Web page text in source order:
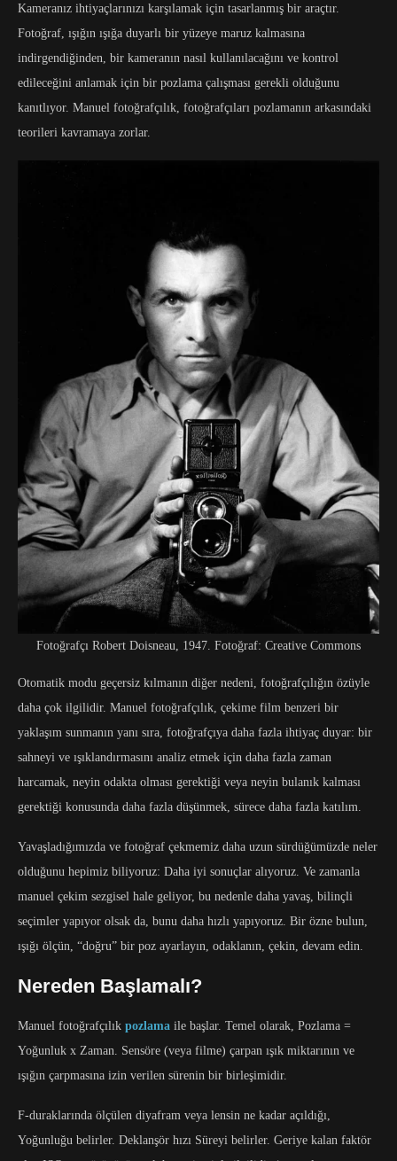
Kameranız ihtiyaçlarınızı karşılamak için tasarlanmış bir araçtır.
Fotoğraf, ışığın ışığa duyarlı bir yüzeye maruz kalmasına
indirgendiğinden, bir kameranın nasıl kullanılacağını ve kontrol
edileceğini anlamak için bir pozlama çalışması gerekli olduğunu
kanıtlıyor. Manuel fotoğrafçılık, fotoğrafçıları pozlamanın arkasındaki
teorileri kavramaya zorlar.
Fotoğrafçı Robert Doisneau, 1947. Fotoğraf: Creative Commons
Otomatik modu geçersiz kılmanın diğer nedeni, fotoğrafçılığın özüyle
daha çok ilgilidir. Manuel fotoğrafçılık, çekime film benzeri bir
yaklaşım sunmanın yanı sıra, fotoğrafçıya daha fazla ihtiyaç duyar: bir
sahneyi ve ışıklandırmasını analiz etmek için daha fazla zaman
harcamak, neyin odakta olması gerektiği veya neyin bulanık kalması
gerektiği konusunda daha fazla düşünmek, sürece daha fazla katılım.
Yavaşladığımızda ve fotoğraf çekmemiz daha uzun sürdüğümüzde neler
olduğunu hepimiz biliyoruz: Daha iyi sonuçlar alıyoruz. Ve zamanla
manuel çekim sezgisel hale geliyor, bu nedenle daha yavaş, bilinçli
seçimler yapıyor olsak da, bunu daha hızlı yapıyoruz. Bir özne bulun,
ışığı ölçün, “doğru” bir poz ayarlayın, odaklanın, çekin, devam edin.
Nereden Başlamalı?
Manuel fotoğrafçılık pozlama ile başlar. Temel olarak, Pozlama =
Yoğunluk x Zaman. Sensöre (veya filme) çarpan ışık miktarının ve
ışığın çarpmasına izin verilen sürenin bir birleşimidir.
F-duraklarında ölçülen diyafram veya lensin ne kadar açıldığı,
Yoğunluğu belirler. Deklanşör hızı Süreyi belirler. Geriye kalan faktör